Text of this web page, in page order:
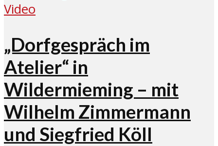
Video
„Dorfgespräch im
Atelier“ in
Wildermieming – mit
Wilhelm Zimmermann
und Siegfried Köll